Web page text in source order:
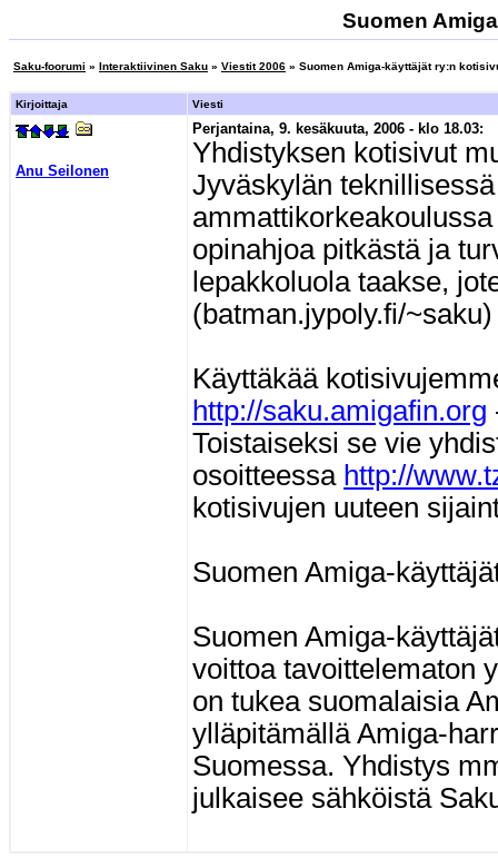
Suomen
Saku-foorumi » Interaktiivinen Saku » Viestit 2006 » Suomen Amiga-käyttäjät ry:n
Kirjoittaja Viesti
Anu Seilonen
Perjantaina, 9. kesäkuuta, 2006 - klo 18.03:
Yhdistyksen kotisivut
Jyväskylän
opinahjoa pitkästä ja
lepakkoluola taakse,
(batman.jypoly.fi/
Käyttäkää
http://saku.amigafin.org
Toistaiseksi se vie
osoitteessa http://
kotisivujen uuteen
Suomen Amiga-
Suomen Amiga-
voittoa tavoittelematon
on tukea suomalaisia
ylläpitämällä Amiga-
Suomessa. Yhdistys
julkaisee sähköistä